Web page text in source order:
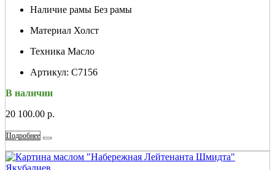
Наличие рамы Без рамы
Материал Холст
Техника Масло
Артикул: С7156
В наличии
20 100.00 р.
Подробнее